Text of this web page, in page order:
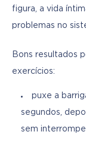
figura, a vida
problemas no
Bons resultados
exercícios:
puxe a
segundos,
sem